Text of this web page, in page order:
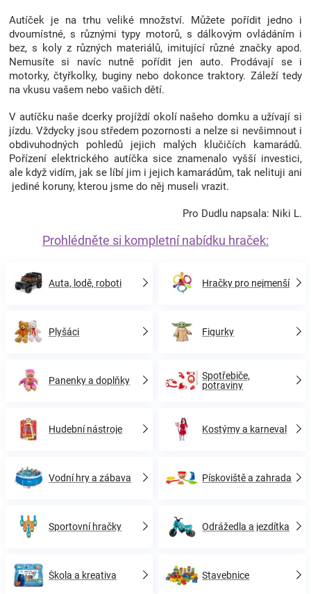
Autíček je na trhu veliké množství. Můžete pořídit jedno i
dvoumístné, s různými typy motorů, s dálkovým ovládáním i
bez, s koly z různých materiálů, imitující různé značky apod.
Nemusíte si navíc nutně pořídit jen auto. Prodávají se i
motorky, čtyřkolky, buginy nebo dokonce traktory. Záleží tedy
na vkusu vašem nebo vašich dětí.
V autíčku naše dcerky projíždí okolí našeho domku a užívají si
jízdu. Vždycky jsou středem pozornosti a nelze si nevšimnout i
obdivuhodných pohledů jejich malých klučičích kamarádů.
Pořízení elektrického autíčka sice znamenalo vyšší investici,
ale když vidím, jak se líbí jim i jejich kamarádům, tak nelituji ani
jediné koruny, kterou jsme do něj museli vrazit.
Pro Dudlu napsala: Niki L.
Prohlédněte si kompletní nabídku hraček:
Auta, lodě, roboti Hračky pro nejmenší
Plyšáci Figurky
Panenky a doplňky
Spotřebiče,
potraviny
Hudební nástroje Kostýmy a karneval
Vodní hry a zábava Pískoviště a zahrada
Sportovní hračky Odrážedla a jezdítka
Škola a kreativa Stavebnice